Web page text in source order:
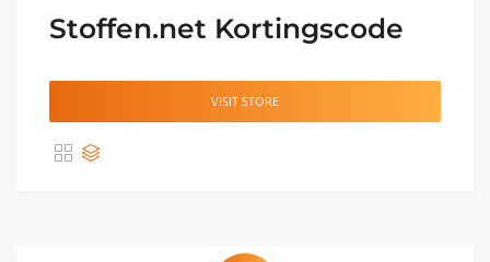
Stoffen.net Kortingscode
VISIT STORE